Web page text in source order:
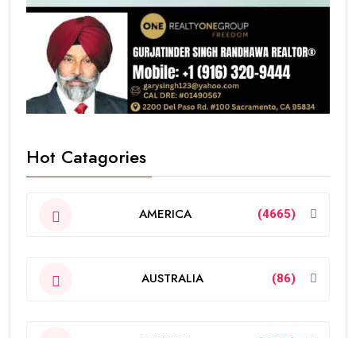
Hot Catagories
AMERICA (4665)
AUSTRALIA (86)